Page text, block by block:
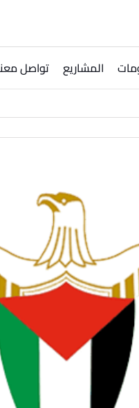
المشاريع تواصل